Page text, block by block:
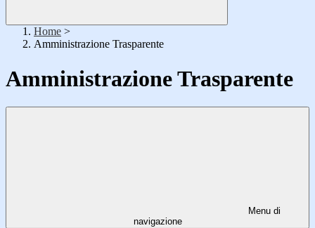
Home >
Amministrazione Trasparente
Amministrazione Trasparente
Menu di
navigazione